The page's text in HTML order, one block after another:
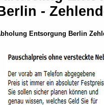
-
Entsorgung Berlin